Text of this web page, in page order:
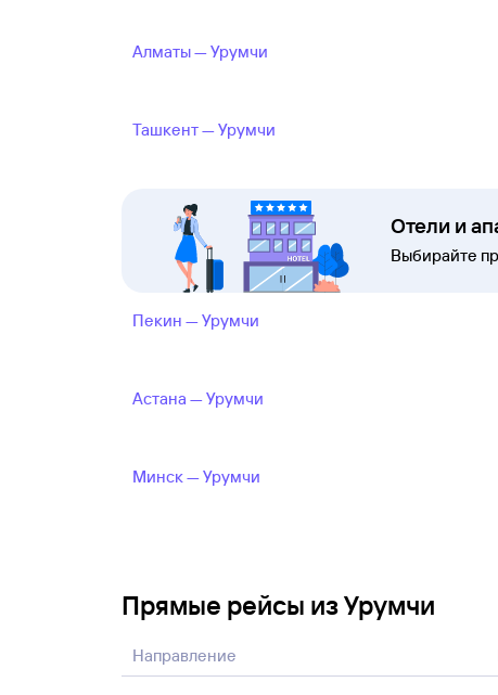
Алматы — Урумчи
Ташкент — Урумчи
Отели и
Выбирайте
Пекин — Урумчи
Астана — Урумчи
Минск — Урумчи
Прямые рейсы из Урумчи
Направление